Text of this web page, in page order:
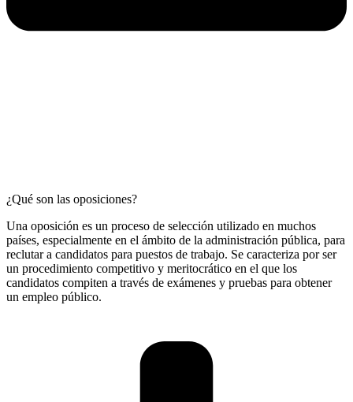
¿Qué son las oposiciones?
Una oposición es un proceso de selección utilizado en muchos
países, especialmente en el ámbito de la administración pública, para
reclutar a candidatos para puestos de trabajo. Se caracteriza por ser
un procedimiento competitivo y meritocrático en el que los
candidatos compiten a través de exámenes y pruebas para obtener
un empleo público.